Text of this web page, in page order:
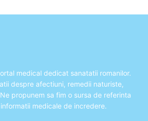
medical dedicat sanatatii romanilor.
despre afectiuni, remedii naturiste,
propunem sa fim o sursa de referinta
medicale de incredere.